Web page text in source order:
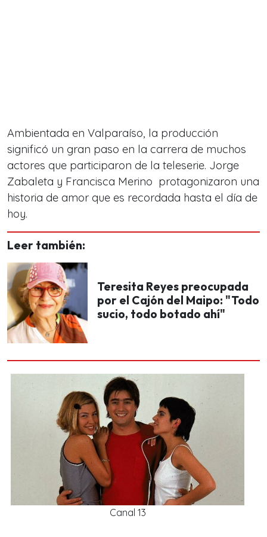
Ambientada en Valparaíso, la producción
significó un gran paso en la carrera de muchos
actores que participaron de la teleserie. Jorge
Zabaleta y Francisca Merino protagonizaron una
historia de amor que es recordada hasta el día de
hoy.
Leer también:
Teresita Reyes preocupada
por el Cajón del Maipo: "Todo
sucio, todo botado ahí"
Canal 13